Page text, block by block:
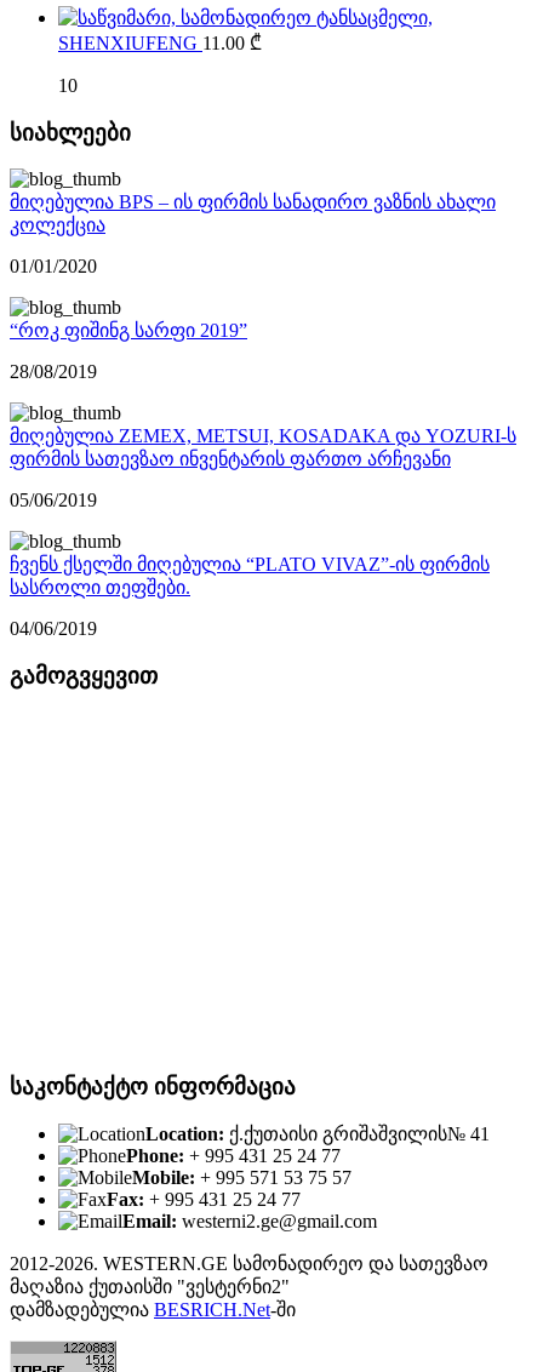
SHENXIUFENG 11.00 ₾
10
სიახლეები
მიღებულია BPS – ის ფირმის სანადირო ვაზნის ახალი
კოლექცია
01/01/2020
“როკ ფიშინგ სარფი 2019”
28/08/2019
მიღებულია ZEMEX, METSUI, KOSADAKA და YOZURI-ს
ფირმის სათევზაო ინვენტარის ფართო არჩევანი
05/06/2019
ჩვენს ქსელში მიღებულია “PLATO VIVAZ”-ის ფირმის
სასროლი თეფშები.
04/06/2019
გამოგვყევით
საკონტაქტო ინფორმაცია
Location: ქ.ქუთაისი გრიშაშვილის№ 41
Phone: + 995 431 25 24 77
Mobile: + 995 571 53 75 57
Fax: + 995 431 25 24 77
Email: westerni2.ge@gmail.com
2012-2026. WESTERN.GE სამონადირეო და სათევზაო
მაღაზია ქუთაისში "ვესტერნი2"
დამზადებულია BESRICH.Net-ში